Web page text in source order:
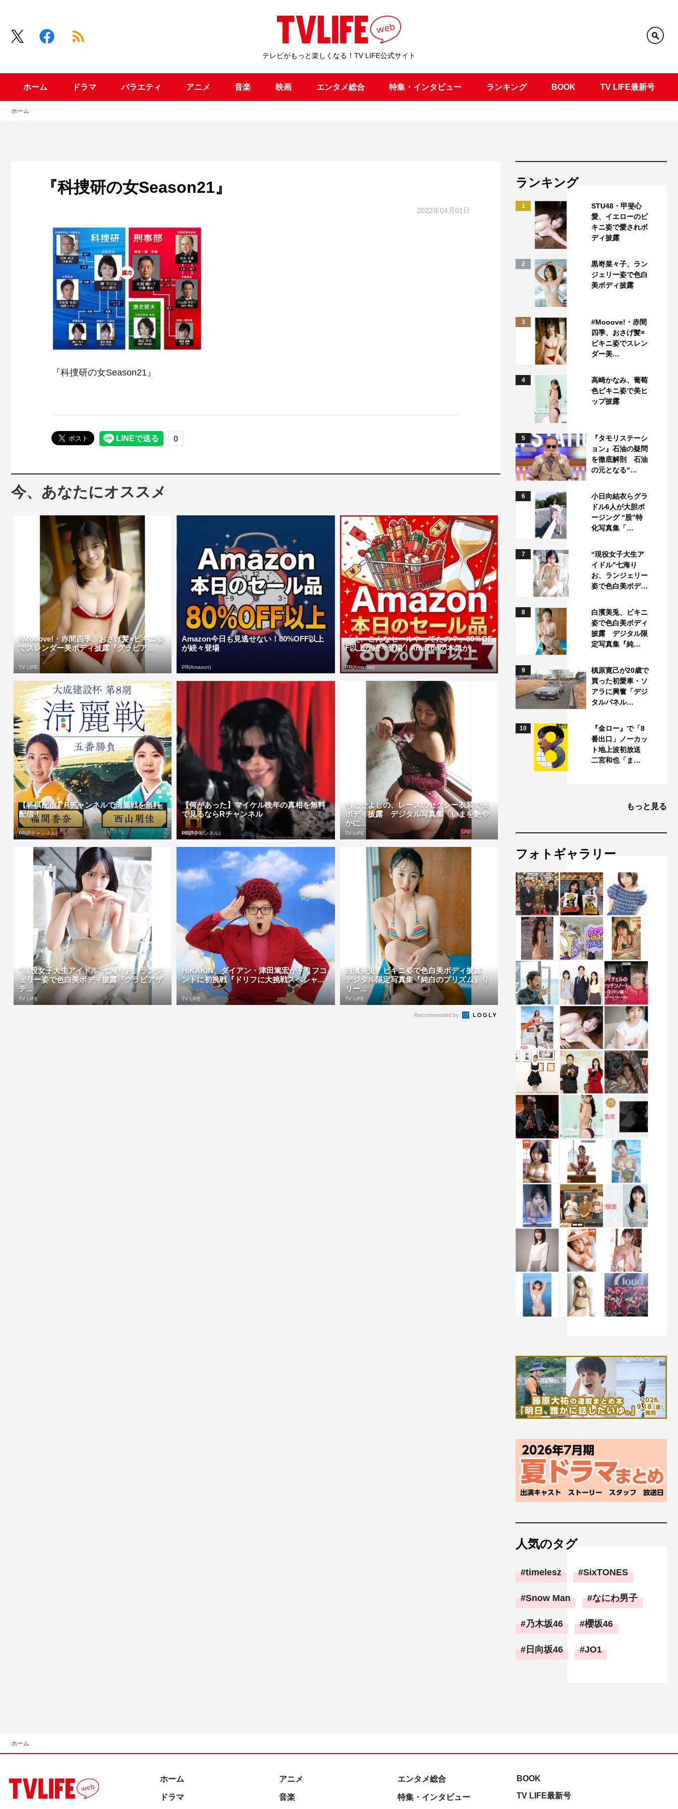
テレビがもっと楽しくなる！TV LIFE公式サイト
ホーム ドラマ バラエティ アニメ 音楽 映画 エンタメ総合 特集・インタビュー ランキング BOOK TV LIFE最新号
ホーム
『科捜研の女Season21』
2022年04月01日
『科捜研の女Season21』
今、あなたにオススメ
#Mooove!・赤間四季、おさげ髪×ビキニ姿
でスレンダー美ボディ披露『グラビア...
TV LIFE
Amazon今日も見逃せない！80%OFF以上
が続々登場
PR(Amazon)
「え、こんなセールやってたの？」80％OF
F以上が続々登場！Amazonの本気が...
PR(Amazon)
【将棋配信】Rチャンネルで清麗戦を無料
配信！
PR(Rチャンネル)
【何があった】マイケル晩年の真相を無料
で見るならRチャンネル
PR(Rチャンネル)
ちとせよしの、レースのセクシー衣装で美
ボディ披露 デジタル写真集「いまを艶や
かに...
TV LIFE
”現役女子大生アイドル”七海りお、ランジ
ェリー姿で色白美ボディ披露『グラビアザ
テ...
TV LIFE
HIKAKIN、ダイアン・津田篤宏がドリフコ
ントに初挑戦『ドリフに大挑戦スペシャ...
TV LIFE
白濱美兎、ビキニ姿で色白美ボディ披露
デジタル限定写真集『純白のプリズム』リ
リー...
TV LIFE
Recommended by
ランキング
1
STU48・甲斐心
愛、イエローのビ
キニ姿で愛されボ
ディ披露
2
黒嵜菜々子、ラン
ジェリー姿で色白
美ボディ披露
3
#Mooove!・赤間
四季、おさげ髪×
ビキニ姿でスレン
ダー美…
4
高崎かなみ、葡萄
色ビキニ姿で美ヒ
ップ披露
5
『タモリステーシ
ョン』石油の疑問
を徹底解剖 石油
の元となる“…
6
小日向結衣らグラ
ドル6人が大胆ポ
ージング “股”特
化写真集「…
7
“現役女子大生ア
イドル”七海り
お、ランジェリー
姿で色白美ボデ…
8
白濱美兎、ビキニ
姿で色白美ボディ
披露 デジタル限
定写真集『純…
9
槙原寛己が20歳で
買った初愛車・ソ
アラに興奮「デジ
タルパネル…
10
『金ロー』で「8
番出口」ノーカッ
ト地上波初放送
二宮和也「ま…
もっと見る
フォトギャラリー
人気のタグ
timelesz SixTONES
Snow Man なにわ男子
乃木坂46 櫻坂46
日向坂46 JO1
ホーム
ホーム
ドラマ
アニメ
音楽
エンタメ総合
特集・インタビュー
BOOK
TV LIFE最新号